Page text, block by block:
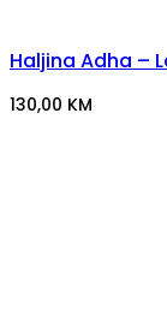
Haljina Adha –
130,00 KM